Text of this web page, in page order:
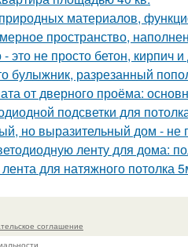
материалов,
пространство,
это не просто бетон, кирпич и
булыжник, разрезанный
от дверного проёма:
подсветки для
но выразительный дом - не
ленту для дома:
для натяжного потолка
соглашение